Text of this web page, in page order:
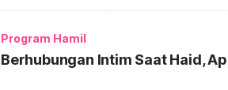
oleh sperma. Pada dasarnya, sperma […]
Program Hamil
Berhubungan Intim Saat Haid,